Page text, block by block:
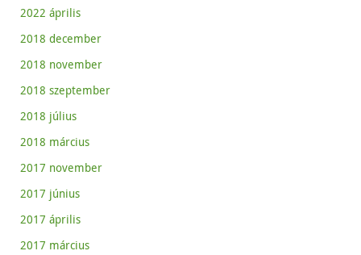
2022 április
2018 december
2018 november
2018 szeptember
2018 július
2018 március
2017 november
2017 június
2017 április
2017 március